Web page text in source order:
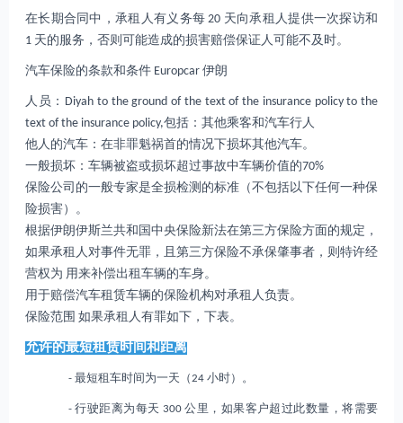
在长期合同中，承租人有义务每 20 天向承租人提供一次探访和
1 天的服务，否则可能造成的损害赔偿保证人可能不及时。
汽车保险的条款和条件 Europcar 伊朗
人员：Diyah to the ground of the text of the insurance policy to the
text of the insurance policy,包括：其他乘客和汽车行人
他人的汽车：在非罪魁祸首的情况下损坏其他汽车。
一般损坏：车辆被盗或损坏超过事故中车辆价值的70%
保险公司的一般专家是全损检测的标准（不包括以下任何一种保
险损害）。
根据伊朗伊斯兰共和国中央保险新法在第三方保险方面的规定，
如果承租人对事件无罪，且第三方保险不承保肇事者，则特许经
营权为 用来补偿出租车辆的车身。
用于赔偿汽车租赁车辆的保险机构对承租人负责。
保险范围 如果承租人有罪如下，下表。
允许的最短租赁时间和距离
- 最短租车时间为一天（24 小时）。
- 行驶距离为每天 300 公里，如果客户超过此数量，将需要